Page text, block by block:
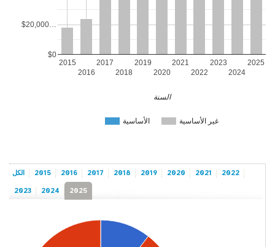
الأساسية غير الأساسية
2015
2016
2017
2018
2019
2020
2021
2022
2023
2024
2025
$0
$20,000…
السنة
الكل 2015 2016 2017 2018 2019 2020 2021 2022
2023 2024 2025